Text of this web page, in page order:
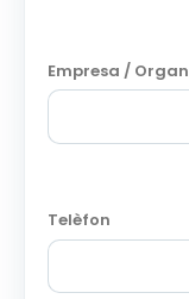
Empresa /
Telèfon